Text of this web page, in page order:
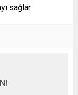
sağlar.